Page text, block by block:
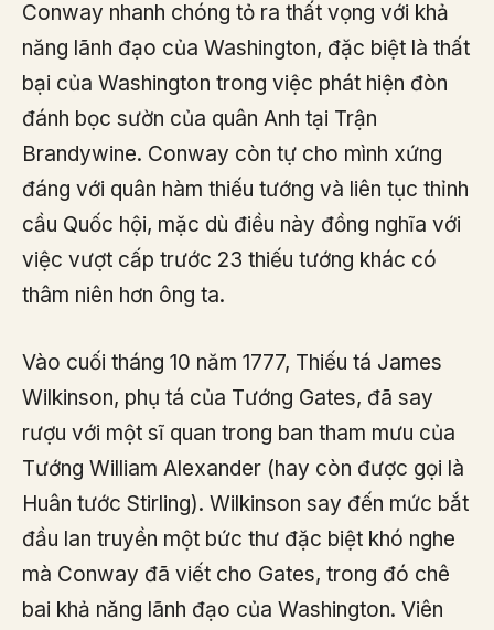
Conway nhanh chóng tỏ ra thất vọng với khả
năng lãnh đạo của Washington, đặc biệt là thất
bại của Washington trong việc phát hiện đòn
đánh bọc sườn của quân Anh tại Trận
Brandywine. Conway còn tự cho mình xứng
đáng với quân hàm thiếu tướng và liên tục thỉnh
cầu Quốc hội, mặc dù điều này đồng nghĩa với
việc vượt cấp trước 23 thiếu tướng khác có
thâm niên hơn ông ta.
Vào cuối tháng 10 năm 1777, Thiếu tá James
Wilkinson, phụ tá của Tướng Gates, đã say
rượu với một sĩ quan trong ban tham mưu của
Tướng William Alexander (hay còn được gọi là
Huân tước Stirling). Wilkinson say đến mức bắt
đầu lan truyền một bức thư đặc biệt khó nghe
mà Conway đã viết cho Gates, trong đó chê
bai khả năng lãnh đạo của Washington. Viên